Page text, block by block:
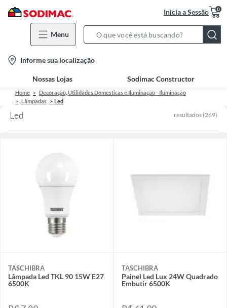
Inicia a Sessão 0
Menu
Search
Bar
location-
icon
Informe sua localização
Nossas Lojas Sodimac Constructor
Home
Decoração, Utilidades Domésticas e Iluminação - Iluminação
Lâmpadas
Led
Led resultados (269)
TASCHIBRA
Lâmpada Led TKL 90 15W E27
6500K
TASCHIBRA
Painel Led Lux 24W Quadrado
Embutir 6500K